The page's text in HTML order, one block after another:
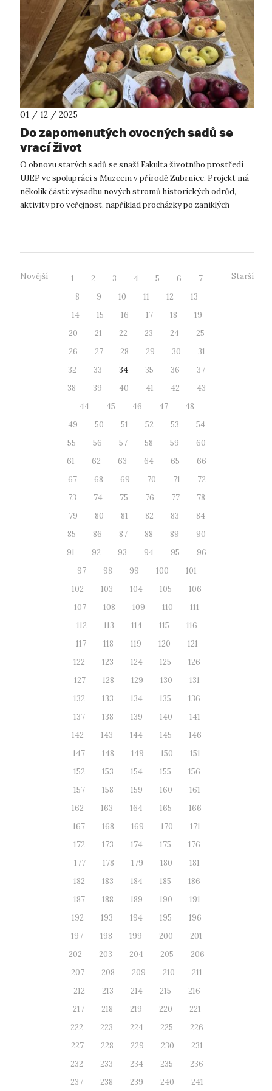
01 / 12 / 2025
Do zapomenutých ovocných sadů se
vrací život
O obnovu starých sadů se snaží Fakulta životního prostředí
UJEP ve spolupráci s Muzeem v přírodě Zubrnice. Projekt má
několik částí: výsadbu nových stromů historických odrůd,
aktivity pro veřejnost, například procházky po zaniklých
Novější 1 2 3 4 5 6
7
8
9 10 11 12
13
14
15 16 17 18
19
20
21 22 23 24
25
26
27 28 29 30
31
32
33 34 35 36
37
38
39 40 41 42
43
44
45 46 47
48
49
50 51 52 53
54
55
56 57 58 59
60
61
62 63 64 65
66
67
68 69 70 71
72
73
74 75 76 77
78
79
80 81 82 83
84
85
86 87 88 89
90
91
92 93 94 95
96
97
98 99 100
101
102
103 104 105
106
107
108 109 110
111
112
113 114 115
116
117
118 119 120
121
122
123 124 125
126
127
128 129 130
131
132
133 134 135
136
137
138 139 140
141
142
143 144 145
146
147
148 149 150
151
152
153 154 155
156
157
158 159 160
161
162
163 164 165
166
167
168 169 170
171
172
173 174 175
176
177
178 179 180
181
182
183 184 185
186
187
188 189 190
191
192
193 194 195
196
197
198 199 200
201
202
203 204 205
206
207
208 209 210
211
212
213 214 215
216
217
218 219 220
221
222
223 224 225
226
227
228 229 230
231
232
233 234 235
236
237
238 239 240
241
Starší